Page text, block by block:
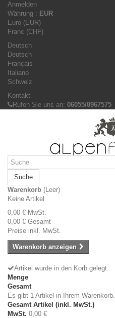
Anmelden
Währung : EUR
Euro (EUR)
Franc (CHF)
Deutsch
Deutsch
Français
Italiano
Schweiz
Kontakt
Rufen Sie uns an: 06055/8967575
Suche
Warenkorb (Leer)
Keine Artikel
0,00 € MwSt.
0,00 € Gesamt
Preise inkl. MwSt.
Warenkorb anzeigen
Artikel wurde in den Korb gelegt
Menge
Gesamt
Es gibt 1 Artikel in Ihrem Warenkorb.
Gesamt Artikel (inkl. MwSt.)
MwSt. 0,00 €